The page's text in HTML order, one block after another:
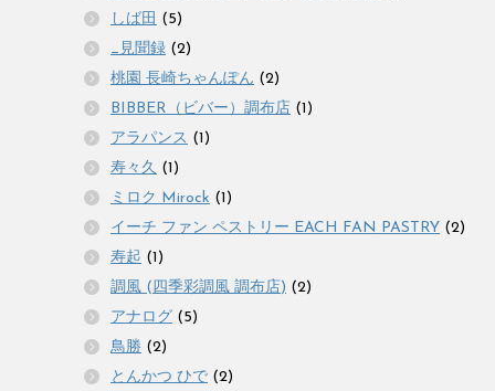
しば田 (5)
_見聞録 (2)
桃園 長崎ちゃんぽん (2)
BIBBER（ビバー）調布店 (1)
アラパンス (1)
寿々久 (1)
ミロク Mirock (1)
イーチ ファン ペストリー EACH FAN PASTRY (2)
寿起 (1)
調風 (四季彩調風 調布店) (2)
アナログ (5)
鳥勝 (2)
とんかつ ひで (2)